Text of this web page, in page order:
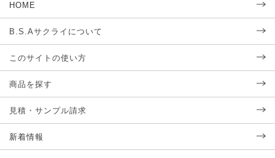
HOME
B.S.Aサクライについて
このサイトの使い方
商品を探す
見積・サンプル請求
新着情報